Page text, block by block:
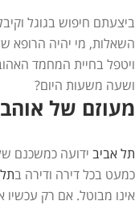
ביצעתם חיפוש בגוגל
השאלות, מי יהיה הרופא
ויטפל בחיית המחמד
ושעה משעות היום?
מעוזם של
תל אביב ידועה כמשכנם
כמעט בכל דירה ודירה ב
אינו מבוטל. אם רק